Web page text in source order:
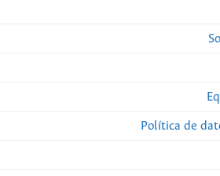
Política de